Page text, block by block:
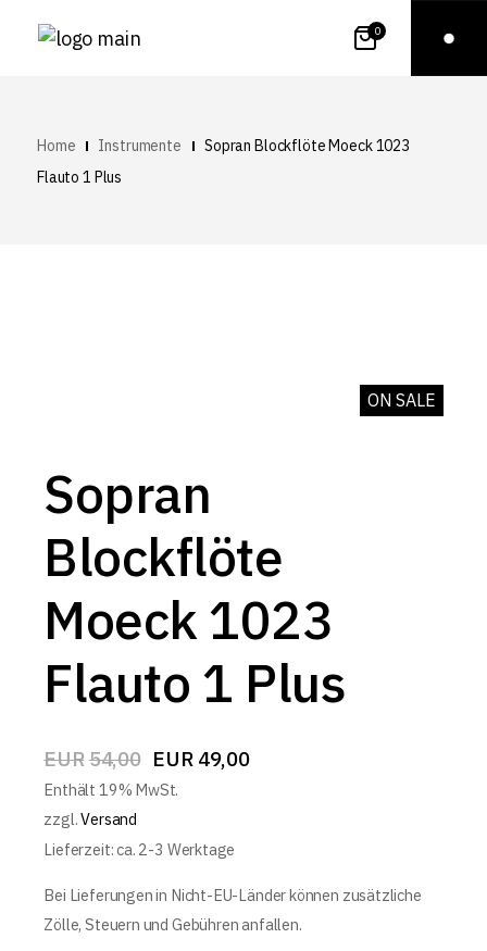
0
Home Instrumente
Sopran Blockflöte Moeck 1023
Flauto 1 Plus
ON SALE
Sopran
Blockflöte
Moeck 1023
Flauto 1 Plus
EUR 54,00 EUR 49,00
Enthält 19% MwSt.
zzgl.Versand
Lieferzeit: ca. 2-3 Werktage
Bei Lieferungen in Nicht-EU-Länder können zusätzliche
Zölle, Steuern und Gebühren anfallen.